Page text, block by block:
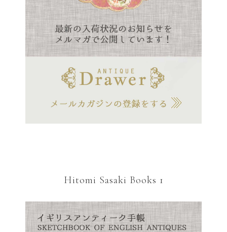
Hitomi Sasaki Books 1